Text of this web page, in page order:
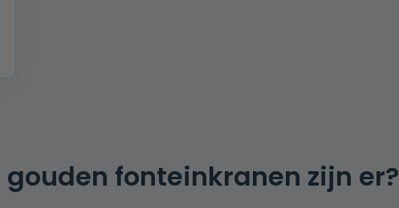
fonteinkranen zijn er?